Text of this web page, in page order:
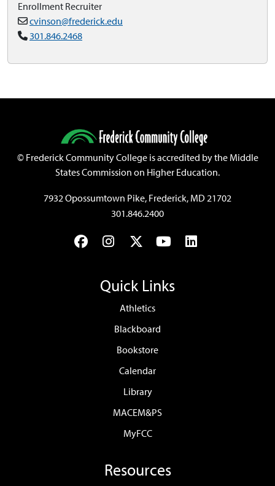
Enrollment Recruiter
cvinson@frederick.edu
301.846.2468
©Frederick Community College is accredited by the Middle
States Commission on Higher Education.
7932 Opossumtown Pike, Frederick, MD 21702
301.846.2400
FacebookInstagram
TwitterYouTubeLinkedIn
Quick Links
Athletics
Blackboard
Bookstore
Calendar
Library
MACEM&PS
MyFCC
Resources